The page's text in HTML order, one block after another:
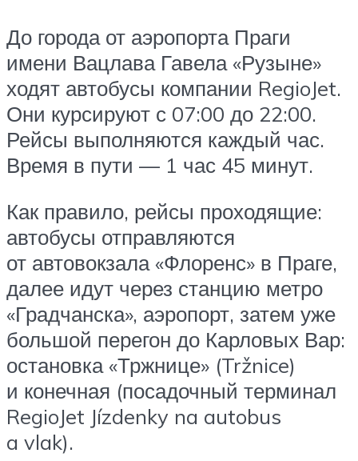
До города от аэропорта Праги
имени Вацлава Гавела «Рузыне»
ходят автобусы компании RegioJet.
Они курсируют с 07:00 до 22:00.
Рейсы выполняются каждый час.
Время в пути — 1 час 45 минут.
Как правило, рейсы проходящие:
автобусы отправляются
от автовокзала «Флоренс» в Праге,
далее идут через станцию метро
«Градчанска», аэропорт, затем уже
большой перегон до Карловых Вар:
остановка «Тржнице» (Tržnice)
и конечная (посадочный терминал
RegioJet Jízdenky na autobus
a vlak).